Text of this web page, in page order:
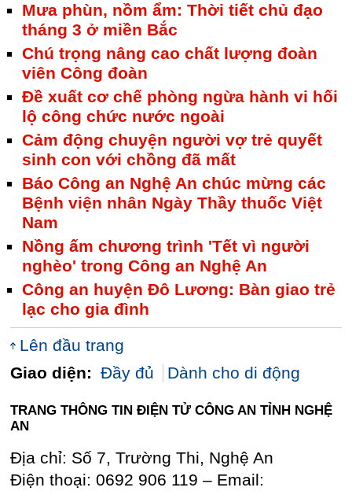
Mưa phùn, nồm ẩm: Thời tiết chủ đạo
tháng 3 ở miền Bắc
Chú trọng nâng cao chất lượng đoàn
viên Công đoàn
Đề xuất cơ chế phòng ngừa hành vi hối
lộ công chức nước ngoài
Cảm động chuyện người vợ trẻ quyết
sinh con với chồng đã mất
Báo Công an Nghệ An chúc mừng các
Bệnh viện nhân Ngày Thầy thuốc Việt
Nam
Nồng ấm chương trình 'Tết vì người
nghèo' trong Công an Nghệ An
Công an huyện Đô Lương: Bàn giao trẻ
lạc cho gia đình
Lên đầu trang
Giao diện: Đầy đủ Dành cho di động
TRANG THÔNG TIN ĐIỆN TỬ CÔNG AN TỈNH NGHỆ
AN
Địa chỉ: Số 7, Trường Thi, Nghệ An
Điện thoại: 0692 906 119 – Email: